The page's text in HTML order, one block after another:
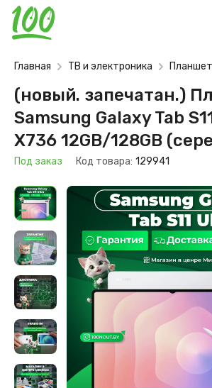
Главная ТВ и электроника
(новый. запечатан.)
Samsung Galaxy Tab
X736 12GB/128GB
Под заказ Код товара: 129941